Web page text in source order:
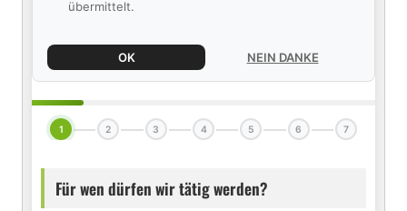
übermittelt.
OK NEIN DANKE
1 2 3 4 5 6 7
Für wen dürfen wir tätig werden?